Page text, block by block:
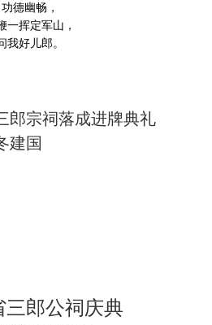
功德幽畅，
一挥定军山，
我好儿郎。
落成进牌典礼
国
郎公祠庆典